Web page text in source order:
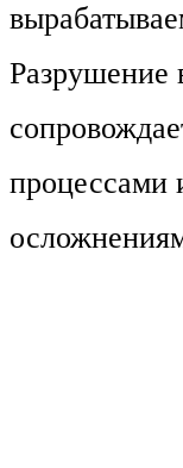
Разрушение
процессами